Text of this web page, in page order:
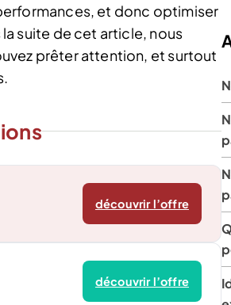
et donc optimiser
suite de cet article, nous
prêter attention, et surtout
découvrir l’offre
découvrir l’offre